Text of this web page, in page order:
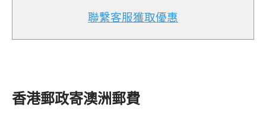
聯繫客服獲取優惠
香港郵政寄澳洲郵費